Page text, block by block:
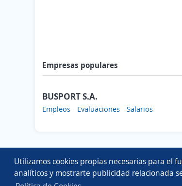
Utilizamos cookies propias necesarias para el
analíticos y mostrarte publicidad relacionada
Empresas populares
BUSPORT S.A.
Empleos Evaluaciones Salarios